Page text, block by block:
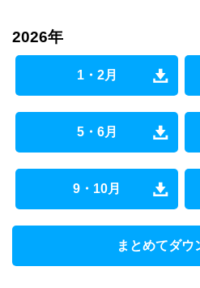
2026年
1・2月
5・6月
9・10月
まとめてダウ